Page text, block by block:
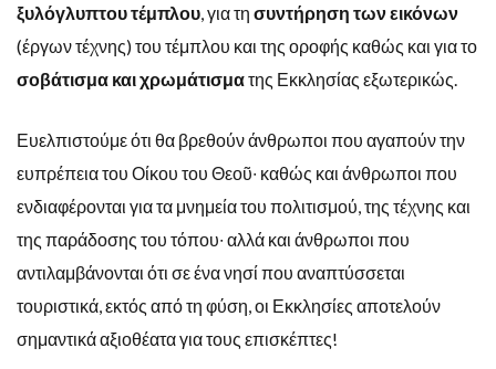
ξυλόγλυπτου τέμπλου, για τη συντήρηση των εικόνων
(έργων τέχνης) του τέμπλου και της οροφής καθώς και για το
σοβάτισμα και χρωμάτισματης Εκκλησίας εξωτερικώς.
Ευελπιστούμε ότι θα βρεθούν άνθρωποι που αγαπούν την
ευπρέπεια του Οίκου του Θεοῦ∙ καθώς και άνθρωποι που
ενδιαφέρονται για τα μνημεία του πολιτισμού, της τέχνης και
της παράδοσης του τόπου∙ αλλά και άνθρωποι που
αντιλαμβάνονται ότι σε ένα νησί που αναπτύσσεται
τουριστικά, εκτός από τη φύση, οι Εκκλησίες αποτελούν
σημαντικά αξιοθέατα για τους επισκέπτες!